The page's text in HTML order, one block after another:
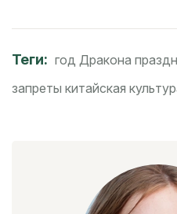
Теги: год Дракона
запреты китайская